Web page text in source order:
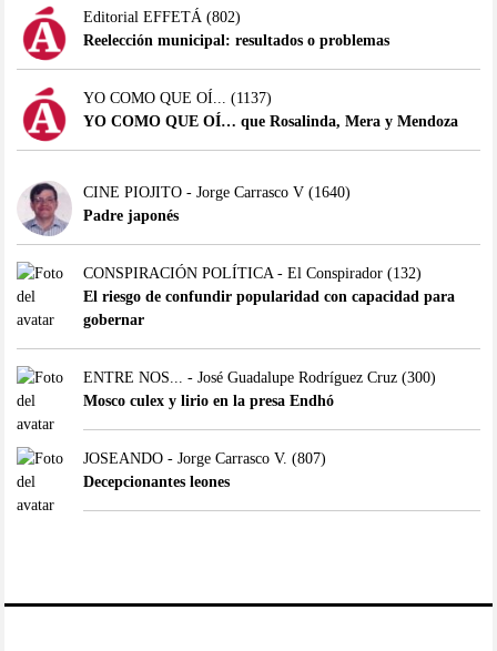
Editorial EFFETÁ(802)
Reelección municipal: resultados o problemas
YO COMO QUE OÍ... (1137)
YO COMO QUE OÍ… que Rosalinda, Mera y Mendoza
CINE PIOJITO - Jorge Carrasco V(1640)
Padre japonés
CONSPIRACIÓN POLÍTICA - El Conspirador(132)
El riesgo de confundir popularidad con capacidad para
gobernar
ENTRE NOS... - José Guadalupe Rodríguez Cruz(300)
Mosco culex y lirio en la presa Endhó
JOSEANDO - Jorge Carrasco V. (807)
Decepcionantes leones